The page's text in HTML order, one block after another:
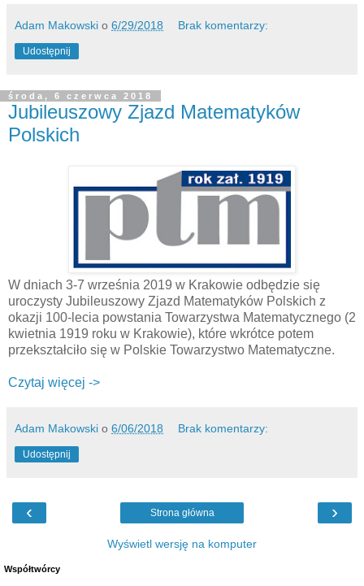
Adam Makowski o 6/29/2018 Brak komentarzy:
Udostępnij
środa, 6 czerwca 2018
Jubileuszowy Zjazd Matematyków
Polskich
W dniach 3-7 września 2019 w Krakowie odbędzie się
uroczysty Jubileuszowy Zjazd Matematyków Polskich z
okazji 100-lecia powstania Towarzystwa Matematycznego (2
kwietnia 1919 roku w Krakowie), które wkrótce potem
przekształciło się w Polskie Towarzystwo Matematyczne.
Czytaj więcej ->
Adam Makowski o 6/06/2018 Brak komentarzy:
Udostępnij
‹ ›
Strona główna
Wyświetl wersję na komputer
Współtwórcy